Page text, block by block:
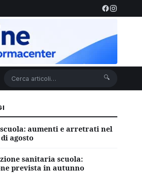
🔍
aumenti e arretrati nel
agosto
sanitaria scuola:
prevista in autunno